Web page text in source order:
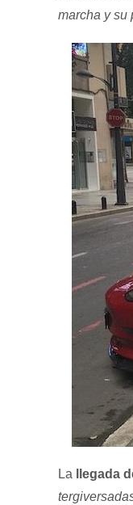
marcha y su
La llegada